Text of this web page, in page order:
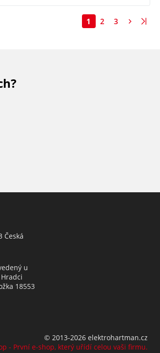
1 2 3
Česká
u
Hradci
18553
© 2013-2026 elektrohartman.cz
- První e-shop, který uřídí celou vaši firmu.